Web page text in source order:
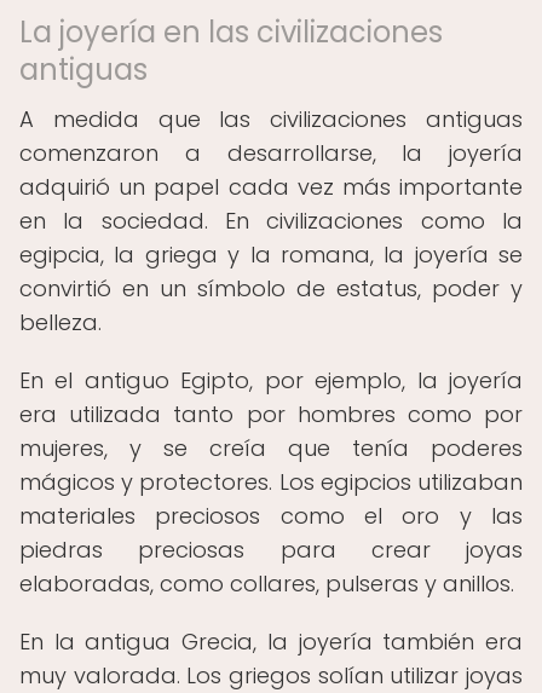
La joyería en las civilizaciones
antiguas
A medida que las civilizaciones antiguas
comenzaron a desarrollarse, la joyería
adquirió un papel cada vez más importante
en la sociedad. En civilizaciones como la
egipcia, la griega y la romana, la joyería se
convirtió en un símbolo de estatus, poder y
belleza.
En el antiguo Egipto, por ejemplo, la joyería
era utilizada tanto por hombres como por
mujeres, y se creía que tenía poderes
mágicos y protectores. Los egipcios utilizaban
materiales preciosos como el oro y las
piedras preciosas para crear joyas
elaboradas, como collares, pulseras y anillos.
En la antigua Grecia, la joyería también era
muy valorada. Los griegos solían utilizar joyas